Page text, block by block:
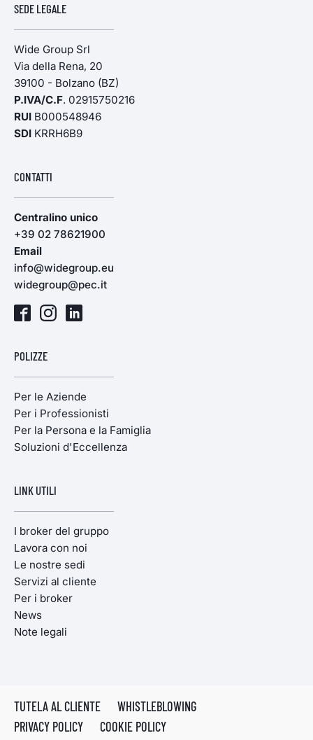
SEDE LEGALE
Wide Group Srl
Via della Rena, 20
39100 - Bolzano (BZ)
P.IVA/C.F. 02915750216
RUI B000548946
SDI KRRH6B9
CONTATTI
Centralino unico
+39 02 78621900
Email
info@widegroup.eu
widegroup@pec.it
POLIZZE
Per le Aziende
Per i Professionisti
Per la Persona e la Famiglia
Soluzioni d'Eccellenza
LINK UTILI
I broker del gruppo
Lavora con noi
Le nostre sedi
Servizi al cliente
Per i broker
News
Note legali
TUTELA AL CLIENTE
WHISTLEBLOWING
PRIVACY POLICY
COOKIE POLICY